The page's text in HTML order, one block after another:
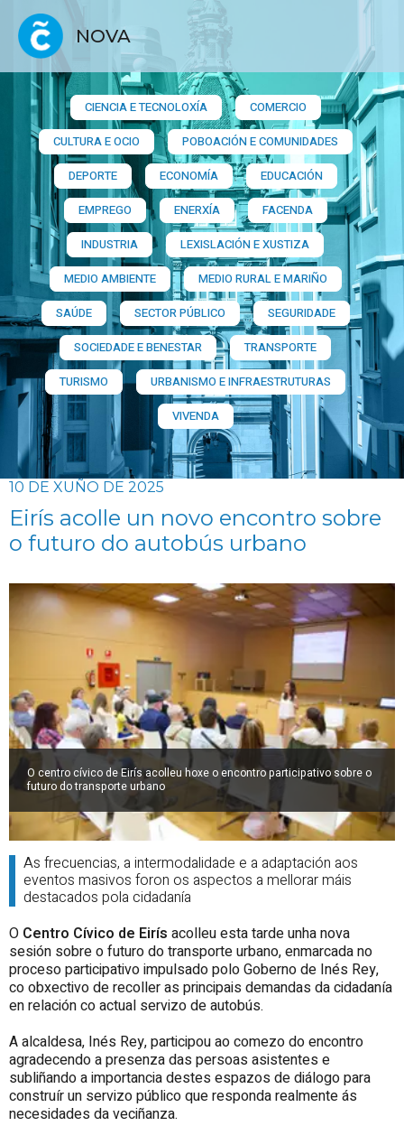
NOVA
CIENCIA E TECNOLOXÍA
COMERCIO
CULTURA E OCIO
POBOACIÓN E COMUNIDADES
DEPORTE
ECONOMÍA
EDUCACIÓN
EMPREGO
ENERXÍA
FACENDA
INDUSTRIA
LEXISLACIÓN E XUSTIZA
MEDIO AMBIENTE
MEDIO RURAL E MARIÑO
SAÚDE
SECTOR PÚBLICO
SEGURIDADE
SOCIEDADE E BENESTAR
TRANSPORTE
TURISMO
URBANISMO E INFRAESTRUTURAS
VIVENDA
10 DE XUÑO DE 2025
Eirís acolle un novo encontro sobre
o futuro do autobús urbano
O centro cívico de Eirís acolleu hoxe o encontro participativo sobre o
futuro do transporte urbano
As frecuencias, a intermodalidade e a adaptación aos
eventos masivos foron os aspectos a mellorar máis
destacados pola cidadanía
O Centro Cívico de Eirís acolleu esta tarde unha nova
sesión sobre o futuro do transporte urbano, enmarcada no
proceso participativo impulsado polo Goberno de Inés Rey,
co obxectivo de recoller as principais demandas da cidadanía
en relación co actual servizo de autobús.
A alcaldesa, Inés Rey, participou ao comezo do encontro
agradecendo a presenza das persoas asistentes e
subliñando a importancia destes espazos de diálogo para
construír un servizo público que responda realmente ás
necesidades da veciñanza.